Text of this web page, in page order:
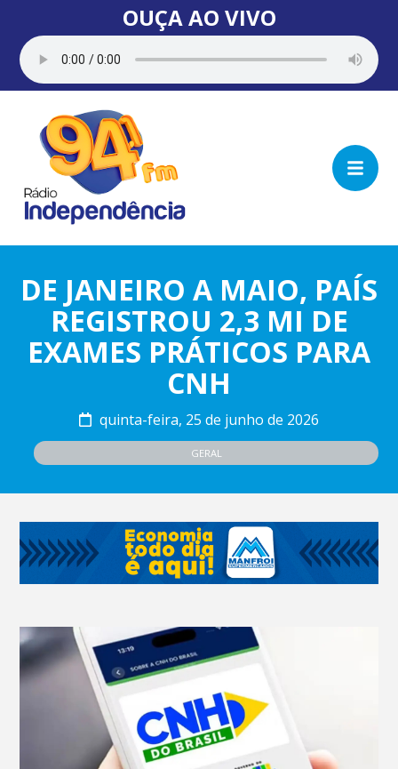
OUÇA AO VIVO
DE JANEIRO A MAIO, PAÍS
REGISTROU 2,3 MI DE
EXAMES PRÁTICOS PARA
CNH
quinta-feira, 25 de junho de 2026
GERAL